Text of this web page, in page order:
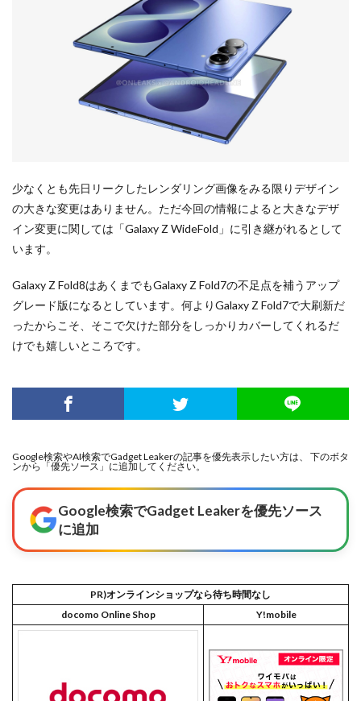
少なくとも先日リークしたレンダリング画像をみる限りデザイン
の大きな変更はありません。ただ今回の情報によると大きなデザ
イン変更に関しては「Galaxy Z WideFold」に引き継がれるとして
います。
Galaxy Z Fold8はあくまでもGalaxy Z Fold7の不足点を補うアップ
グレード版になるとしています。何よりGalaxy Z Fold7で大刷新だ
ったからこそ、そこで欠けた部分をしっかりカバーしてくれるだ
けでも嬉しいところです。
Google検索やAI検索でGadget Leakerの記事を優先表示したい方は、 下のボタ
ンから「優先ソース」に追加してください。
Google検索でGadget Leakerを優先ソース
に追加
PR)オンラインショップなら待ち時間なし
docomo Online Shop
Y!mobile